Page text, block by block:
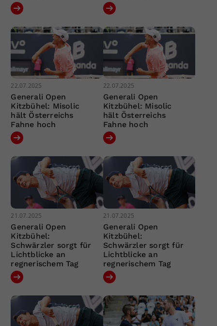
22.07.2025
Generali Open
Kitzbühel: Misolic
hält Österreichs
Fahne hoch
22.07.2025
Generali Open
Kitzbühel: Misolic
hält Österreichs
Fahne hoch
21.07.2025
Generali Open
Kitzbühel:
Schwärzler sorgt für
Lichtblicke an
regnerischem Tag
21.07.2025
Generali Open
Kitzbühel:
Schwärzler sorgt für
Lichtblicke an
regnerischem Tag